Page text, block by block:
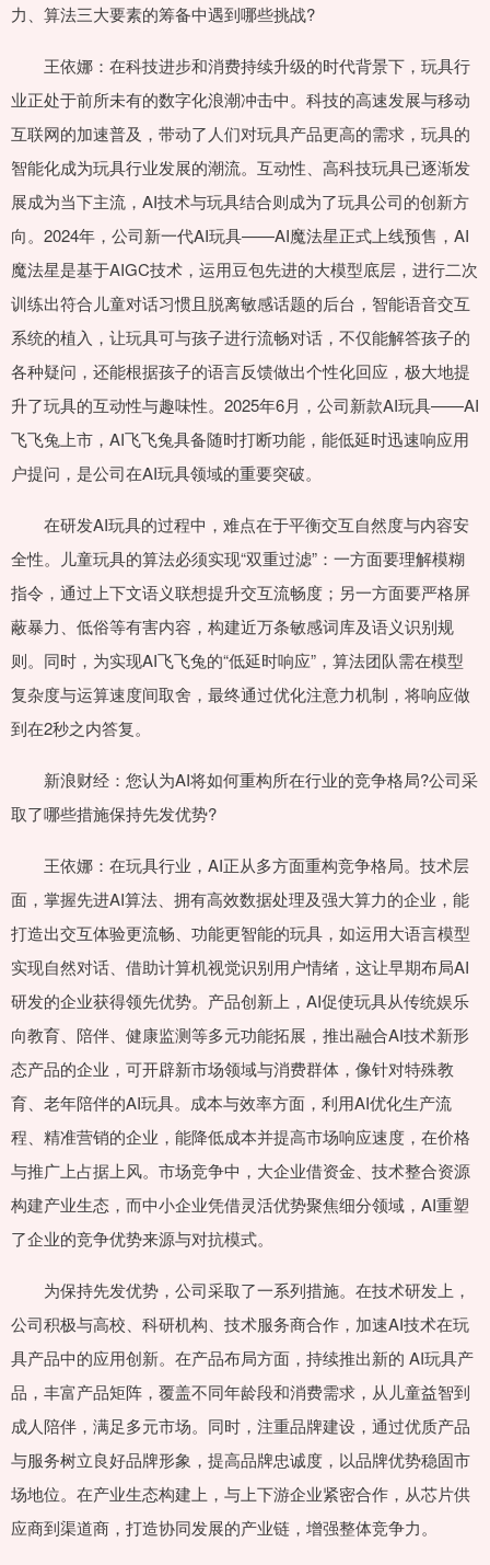
力、算法三大要素的筹备中遇到哪些挑战?
王依娜：在科技进步和消费持续升级的时代背景下，玩具行
业正处于前所未有的数字化浪潮冲击中。科技的高速发展与移动
互联网的加速普及，带动了人们对玩具产品更高的需求，玩具的
智能化成为玩具行业发展的潮流。互动性、高科技玩具已逐渐发
展成为当下主流，AI技术与玩具结合则成为了玩具公司的创新方
向。2024年，公司新一代AI玩具——AI魔法星正式上线预售，AI
魔法星是基于AIGC技术，运用豆包先进的大模型底层，进行二次
训练出符合儿童对话习惯且脱离敏感话题的后台，智能语音交互
系统的植入，让玩具可与孩子进行流畅对话，不仅能解答孩子的
各种疑问，还能根据孩子的语言反馈做出个性化回应，极大地提
升了玩具的互动性与趣味性。2025年6月，公司新款AI玩具——AI
飞飞兔上市，AI飞飞兔具备随时打断功能，能低延时迅速响应用
户提问，是公司在AI玩具领域的重要突破。
在研发AI玩具的过程中，难点在于平衡交互自然度与内容安
全性。儿童玩具的算法必须实现“双重过滤”：一方面要理解模糊
指令，通过上下文语义联想提升交互流畅度；另一方面要严格屏
蔽暴力、低俗等有害内容，构建近万条敏感词库及语义识别规
则。同时，为实现AI飞飞兔的“低延时响应”，算法团队需在模型
复杂度与运算速度间取舍，最终通过优化注意力机制，将响应做
到在2秒之内答复。
新浪财经：您认为AI将如何重构所在行业的竞争格局?公司采
取了哪些措施保持先发优势?
王依娜：在玩具行业，AI正从多方面重构竞争格局。技术层
面，掌握先进AI算法、拥有高效数据处理及强大算力的企业，能
打造出交互体验更流畅、功能更智能的玩具，如运用大语言模型
实现自然对话、借助计算机视觉识别用户情绪，这让早期布局AI
研发的企业获得领先优势。产品创新上，AI促使玩具从传统娱乐
向教育、陪伴、健康监测等多元功能拓展，推出融合AI技术新形
态产品的企业，可开辟新市场领域与消费群体，像针对特殊教
育、老年陪伴的AI玩具。成本与效率方面，利用AI优化生产流
程、精准营销的企业，能降低成本并提高市场响应速度，在价格
与推广上占据上风。市场竞争中，大企业借资金、技术整合资源
构建产业生态，而中小企业凭借灵活优势聚焦细分领域，AI重塑
了企业的竞争优势来源与对抗模式。
为保持先发优势，公司采取了一系列措施。在技术研发上，
公司积极与高校、科研机构、技术服务商合作，加速AI技术在玩
具产品中的应用创新。在产品布局方面，持续推出新的 AI玩具产
品，丰富产品矩阵，覆盖不同年龄段和消费需求，从儿童益智到
成人陪伴，满足多元市场。同时，注重品牌建设，通过优质产品
与服务树立良好品牌形象，提高品牌忠诚度，以品牌优势稳固市
场地位。在产业生态构建上，与上下游企业紧密合作，从芯片供
应商到渠道商，打造协同发展的产业链，增强整体竞争力。